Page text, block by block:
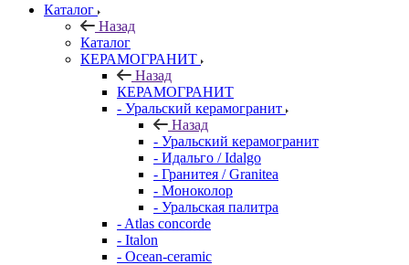
Каталог
Назад
Каталог
КЕРАМОГРАНИТ
Назад
КЕРАМОГРАНИТ
- Уральский керамогранит
Назад
- Уральский керамогранит
- Идальго / Idalgo
- Гранитея / Granitea
- Моноколор
- Уральская палитра
- Atlas concorde
- Italon
- Ocean-ceramic